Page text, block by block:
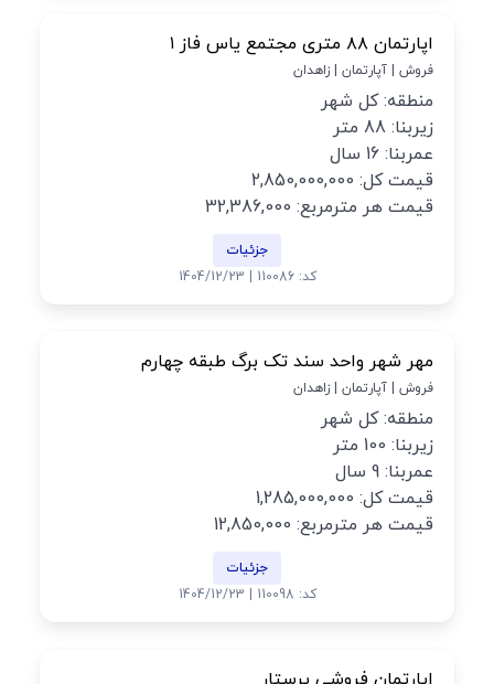
اپارتمان ۸۸ متری مجتمع یاس فاز ۱
فروش | آپارتمان | زاهدان
منطقه: کل شهر
زیربنا: 88 متر
عمربنا: 16 سال
قیمت کل: 2,850,000,000
قیمت هر مترمربع: 32,386,000
جزئیات
کد: 110086 | 1404/12/23
مهر شهر واحد سند تک برگ طبقه چهارم
فروش | آپارتمان | زاهدان
منطقه: کل شهر
زیربنا: 100 متر
عمربنا: 9 سال
قیمت کل: 1,285,000,000
قیمت هر مترمربع: 12,850,000
جزئیات
کد: 110098 | 1404/12/23